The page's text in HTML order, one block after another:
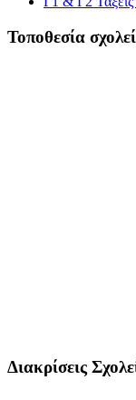
Τοποθεσία
Διακρίσεις